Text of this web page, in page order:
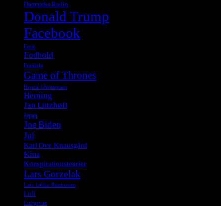
Danmarks Radio
Donald Trump
Facebook
Ferie
Fodbold
Frankrig
Game of Thrones
Henrik Christensen
Herning
Jan Lützhøft
Japan
Joe Biden
Jul
Karl Ove Knausgård
Kina
Konspirationsteorier
Lars Gorzelak
Lars Løkke Rasmussen
Lidl
Luftgevær